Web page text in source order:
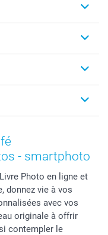
- smartphoto
Photo en ligne et
donnez vie à vos
avec vos
originale à offrir
contempler le